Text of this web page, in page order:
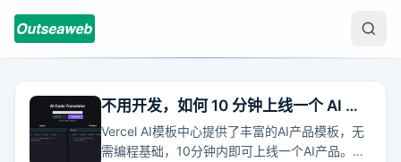
不用开发，如何 10 分钟上线一个 AI 产
品
Vercel AI模板中心提供了丰富的AI产品模板，无
需编程基础，10分钟内即可上线一个AI产品。通